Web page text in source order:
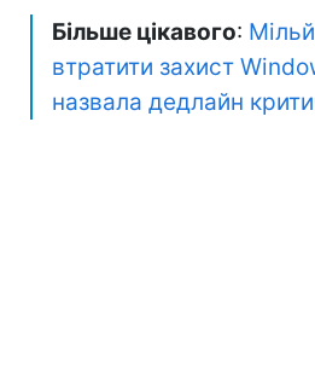
Більше цікавого:
втратити захист
назвала дедлайн